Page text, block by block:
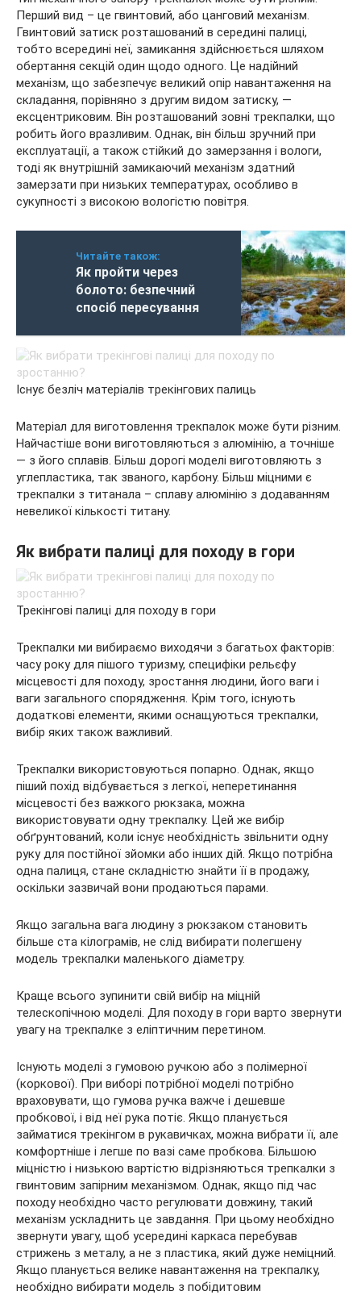
Перший вид – це гвинтовий, або цанговий механізм.
Гвинтовий затиск розташований в середині палиці,
тобто всередині неї, замикання здійснюється шляхом
обертання секцій один щодо одного. Це надійний
механізм, що забезпечує великий опір навантаження на
складання, порівняно з другим видом затиску, —
ексцентриковим. Він розташований зовні трекпалки, що
робить його вразливим. Однак, він більш зручний при
експлуатації, а також стійкий до замерзання і вологи,
тоді як внутрішній замикаючий механізм здатний
замерзати при низьких температурах, особливо в
сукупності з високою вологістю повітря.
Читайте також:
Як пройти через
болото: безпечний
спосіб пересування
Існує безліч матеріалів трекінгових палиць
Матеріал для виготовлення трекпалок може бути різним.
Найчастіше вони виготовляються з алюмінію, а точніше
— з його сплавів. Більш дорогі моделі виготовляють з
углепластика, так званого, карбону. Більш міцними є
трекпалки з титанала – сплаву алюмінію з додаванням
невеликої кількості титану.
Як вибрати палиці для походу в гори
Трекінгові палиці для походу в гори
Трекпалки ми вибираємо виходячи з багатьох факторів:
часу року для пішого туризму, специфіки рельєфу
місцевості для походу, зростання людини, його ваги і
ваги загального спорядження. Крім того, існують
додаткові елементи, якими оснащуються трекпалки,
вибір яких також важливий.
Трекпалки використовуються попарно. Однак, якщо
піший похід відбувається з легкої, неперетинання
місцевості без важкого рюкзака, можна
використовувати одну трекпалку. Цей же вибір
обґрунтований, коли існує необхідність звільнити одну
руку для постійної зйомки або інших дій. Якщо потрібна
одна палиця, стане складністю знайти її в продажу,
оскільки зазвичай вони продаються парами.
Якщо загальна вага людину з рюкзаком становить
більше ста кілограмів, не слід вибирати полегшену
модель трекпалки маленького діаметру.
Краще всього зупинити свій вибір на міцній
телескопічною моделі. Для походу в гори варто звернути
увагу на трекпалке з еліптичним перетином.
Існують моделі з гумовою ручкою або з полімерної
(коркової). При виборі потрібної моделі потрібно
враховувати, що гумова ручка важче і дешевше
пробкової, і від неї рука потіє. Якщо планується
займатися трекінгом в рукавичках, можна вибрати її, але
комфортніше і легше по вазі саме пробкова. Більшою
міцністю і низькою вартістю відрізняються трепкалки з
гвинтовим запірним механізмом. Однак, якщо під час
походу необхідно часто регулювати довжину, такий
механізм ускладнить це завдання. При цьому необхідно
звернути увагу, щоб усередині каркаса перебував
стрижень з металу, а не з пластика, який дуже неміцний.
Якщо планується велике навантаження на трекпалку,
необхідно вибирати модель з побідитовим